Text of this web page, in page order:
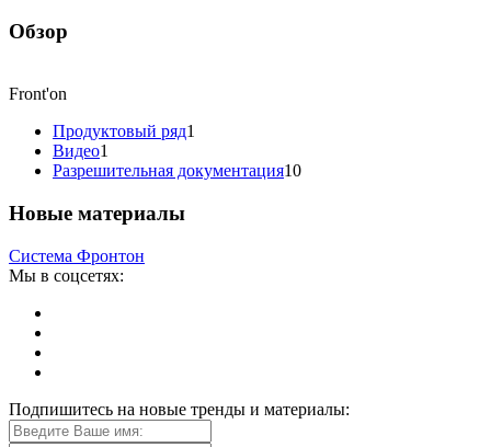
Обзор
Front'on
Продуктовый ряд1
Видео1
Разрешительная документация10
Новые материалы
Система Фронтон
Мы в соцсетях:
Подпишитесь на новые тренды и материалы: